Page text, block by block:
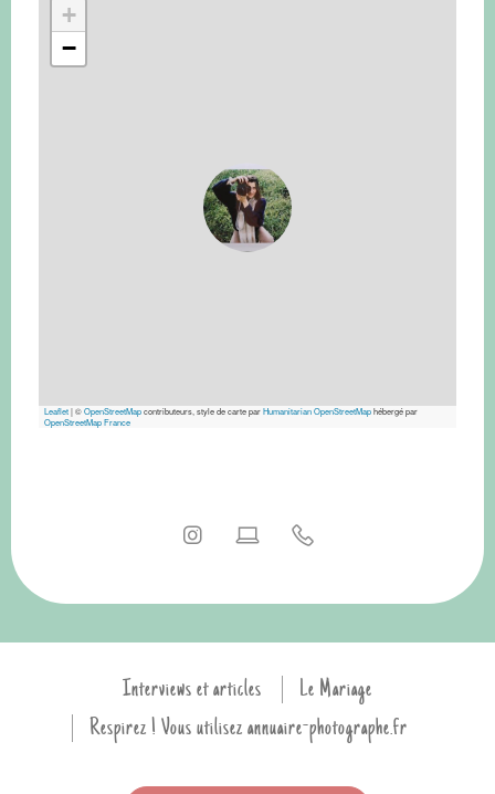
+
−
Leaflet|©OpenStreetMapcontributeurs, style de carte parHumanitarian OpenStreetMaphébergé par
OpenStreetMap France
Interviews et articles
Le Mariage
Respirez ! Vous utilisez annuaire-photographe.fr